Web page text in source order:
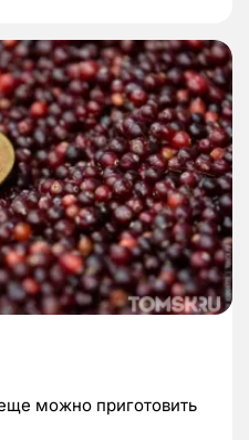
можно приготовить